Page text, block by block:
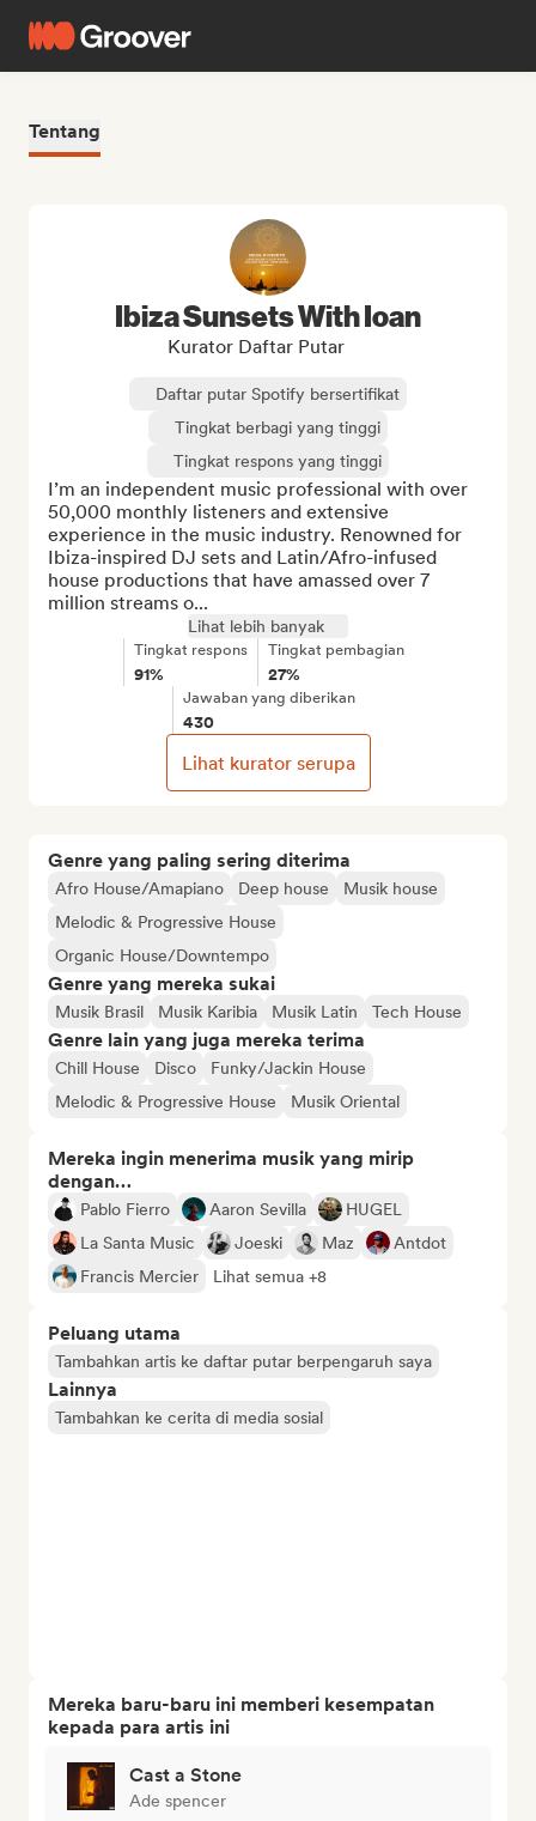
Tentang
Genre yang paling sering diterima
Afro House/Amapiano Deep house
Musik house
Melodic & Progressive House
Organic House/Downtempo
Genre yang mereka sukai
Musik Brasil Musik Karibia Musik Latin Tech House
Genre lain yang juga mereka terima
Chill House Disco
Funky/Jackin House
Melodic & Progressive House
Musik Oriental
Mereka ingin menerima musik yang mirip
dengan…
Pablo Fierro Aaron Sevilla
HUGEL
La Santa Music
Joeski Maz
Antdot
Francis Mercier
Lihat semua +8
Peluang utama
Tambahkan artis ke daftar putar berpengaruh saya
Lainnya
Tambahkan ke cerita di media sosial
Mereka baru-baru ini memberi kesempatan
kepada para artis ini
Cast a Stone
Ade spencer
Ibiza Sunsets With Ioan
Kurator Daftar Putar
Daftar putar Spotify bersertifikat
Tingkat berbagi yang tinggi
Tingkat respons yang tinggi
I’m an independent music professional with over
50,000 monthly listeners and extensive
experience in the music industry. Renowned for
Ibiza-inspired DJ sets and Latin/Afro-infused
house productions that have amassed over 7
million streams o...
Lihat lebih banyak
Tingkat respons
91%
Tingkat pembagian
27%
Jawaban yang diberikan
430
Lihat kurator serupa